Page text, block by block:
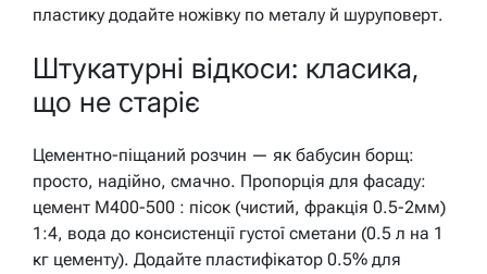
пластику додайте ножівку по металу й шуруповерт.
Штукатурні відкоси: класика,
що не старіє
Цементно-піщаний розчин — як бабусин борщ:
просто, надійно, смачно. Пропорція для фасаду:
цемент М400-500 : пісок (чистий, фракція 0.5-2мм)
1:4, вода до консистенції густої сметани (0.5 л на 1
кг цементу). Додайте пластифікатор 0.5% для